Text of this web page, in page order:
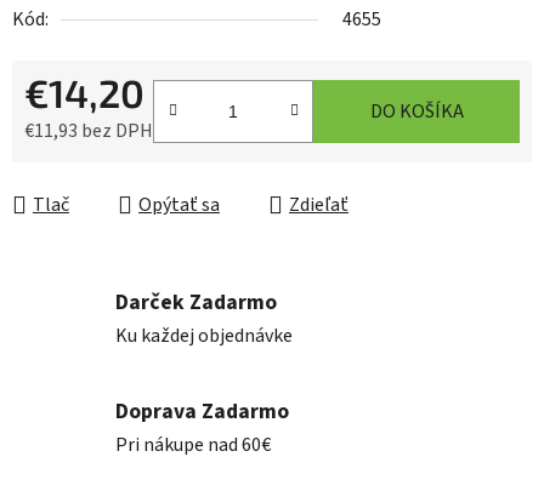
Kód:
4655
€14,20
€11,93 bez DPH
DO KOŠÍKA
Tlač Opýtať sa Zdieľať
Darček Zadarmo
Ku každej objednávke
Doprava Zadarmo
Pri nákupe nad 60€